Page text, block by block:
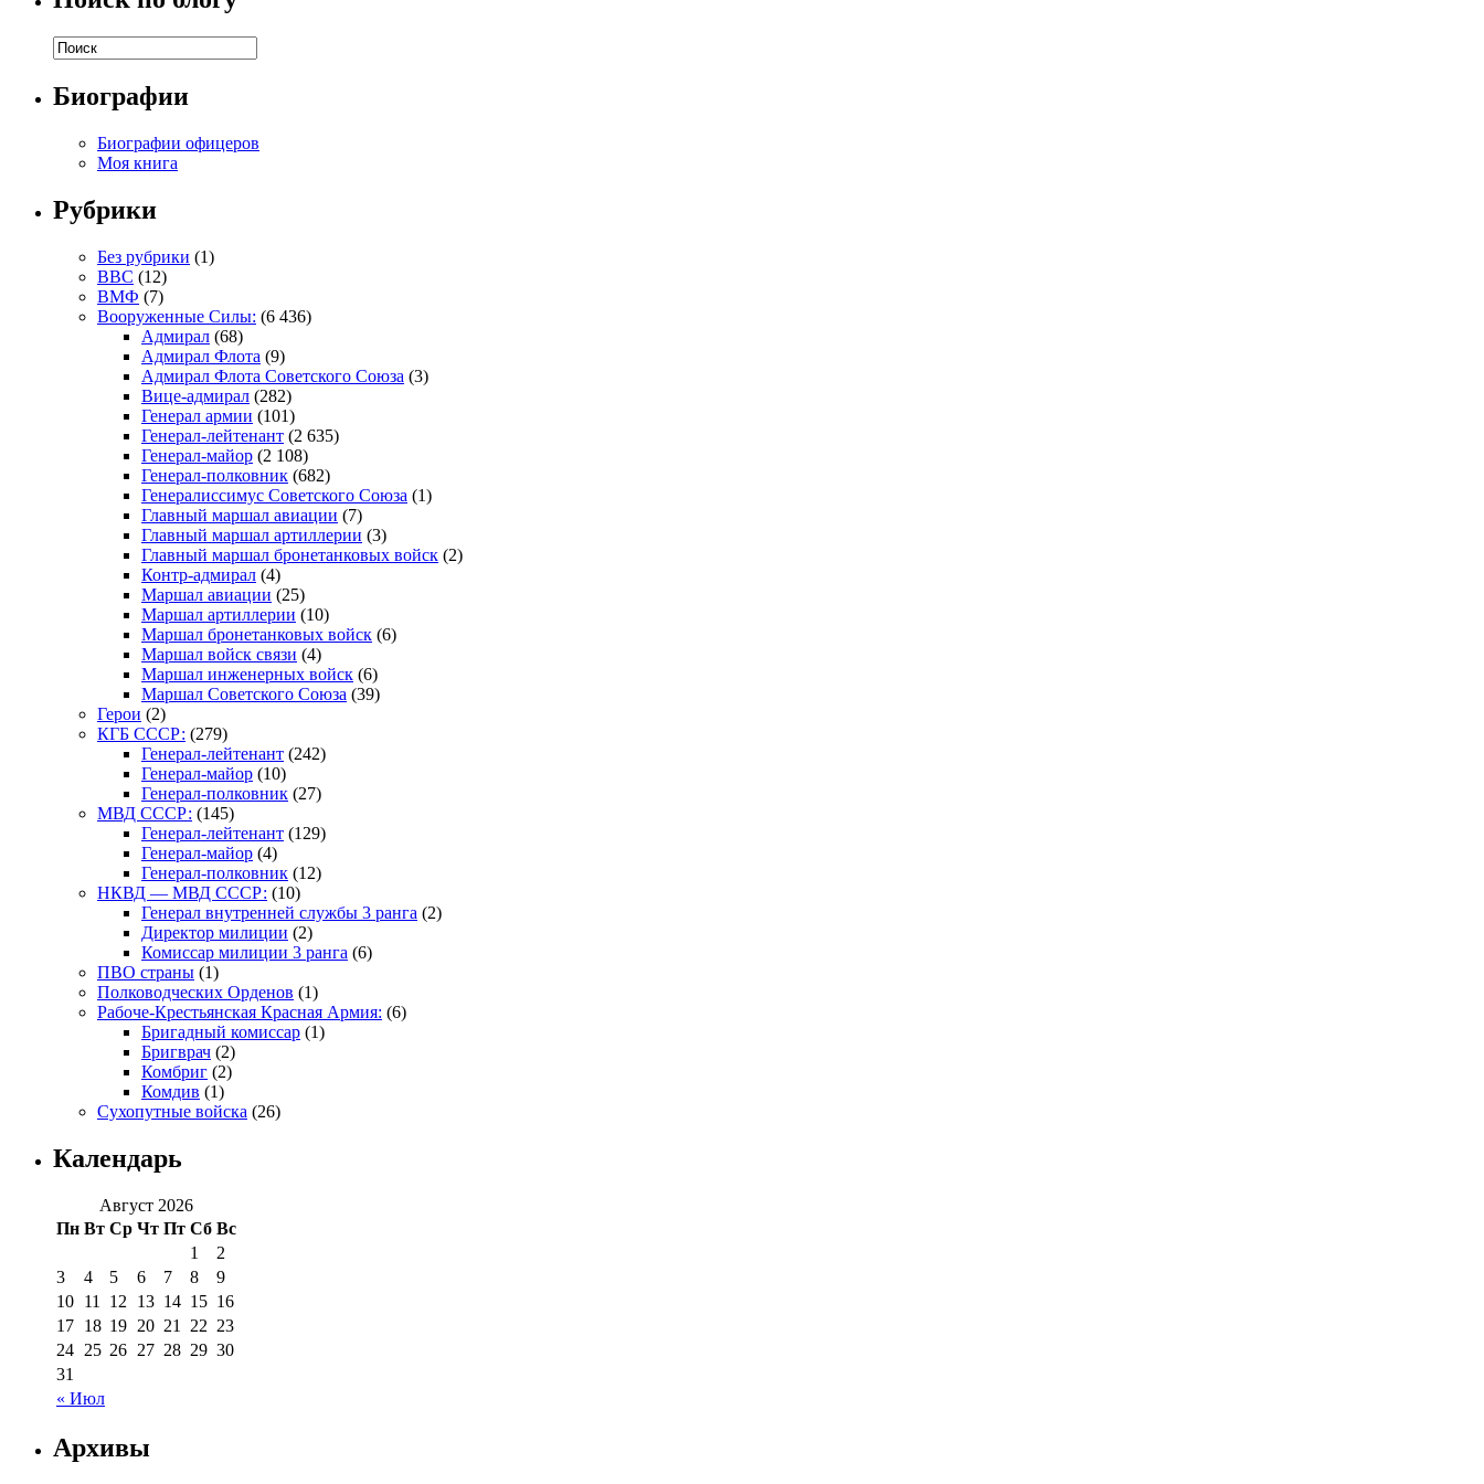
Биографии
Биографии офицеров
Моя книга
Рубрики
Без рубрики (1)
ВВС (12)
ВМФ (7)
Вооруженные Силы: (6 436)
Адмирал (68)
Адмирал Флота (9)
Адмирал Флота Советского Союза (3)
Вице-адмирал (282)
Генерал армии (101)
Генерал-лейтенант (2 635)
Генерал-майор (2 108)
Генерал-полковник (682)
Генералиссимус Советского Союза (1)
Главный маршал авиации (7)
Главный маршал артиллерии (3)
Главный маршал бронетанковых войск (2)
Контр-адмирал (4)
Маршал авиации (25)
Маршал артиллерии (10)
Маршал бронетанковых войск (6)
Маршал войск связи (4)
Маршал инженерных войск (6)
Маршал Советского Союза (39)
Герои (2)
КГБ СССР: (279)
Генерал-лейтенант (242)
Генерал-майор (10)
Генерал-полковник (27)
МВД СССР: (145)
Генерал-лейтенант (129)
Генерал-майор (4)
Генерал-полковник (12)
НКВД — МВД СССР: (10)
Генерал внутренней службы 3 ранга (2)
Директор милиции (2)
Комиссар милиции 3 ранга (6)
ПВО страны (1)
Полководческих Орденов (1)
Рабоче-Крестьянская Красная Армия: (6)
Бригадный комиссар (1)
Бригврач (2)
Комбриг (2)
Комдив (1)
Сухопутные войска (26)
Календарь
Август 2026
Пн Вт Ср Чт Пт Сб Вс
« Июл
1
2
3
4 5 6 7 8
9
10 11 12 13 14 15 16
17 18 19 20 21 22 23
24 25 26 27 28 29 30
31
Архивы